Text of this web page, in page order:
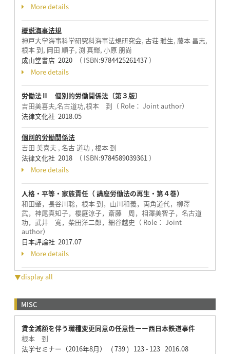
More details
概説海事法規
神戸大学海事科学研究科海事法規研究会, 古荘 雅生, 藤本 昌志,
根本 到, 岡田 順子, 渕 真輝, 小原 朋尚
成山堂書店 2020
（ ISBN:9784425261437）
More details
労働法Ⅱ 個別的労働関係法〔第３版〕
吉田美喜夫,名古道功,根本 到（ Role： Joint author）
法律文化社 2018.05
個別的労働関係法
吉田 美喜夫 , 名古 道功 , 根本 到
法律文化社 2018
（ ISBN:9784589039361 ）
More details
人格・平等・家族責任（ 講座労働法の再生・第４巻）
和田肇，長谷川聡，根本 到，山川和義，両角道代，柳澤
武，神尾真知子，櫻庭涼子，斎藤 周，相澤美智子，名古道
功，武井 寛，柴田洋二郎，細谷越史（ Role： Joint
author）
日本評論社 2017.07
More details
▼display all
MISC
賃金減額を伴う職種変更同意の任意性ーー西日本鉄道事件
根本 到
法学セミナー（2016年8月） ( 739 ) 123 - 123 2016.08